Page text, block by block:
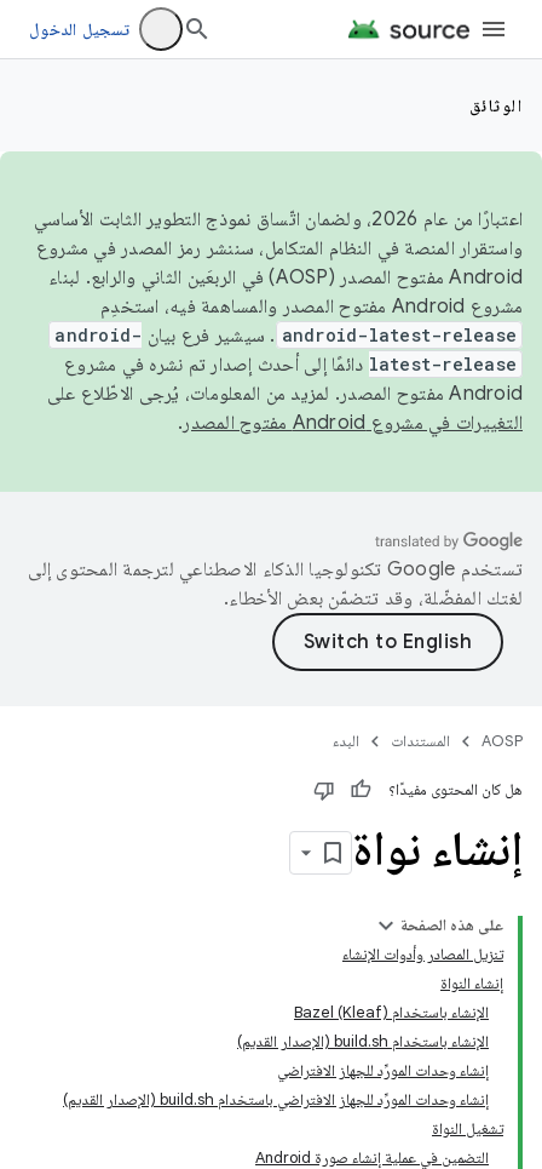
تسجيل الدخول
الوثائق
اعتبارًا من عام 2026، ولضمان اتّساق نموذج التطوير الثابت الأساسي
واستقرار المنصة في النظام المتكامل، سننشر رمز المصدر في مشروع
Android مفتوح المصدر (AOSP) في الربعَين الثاني والرابع. لبناء
مشروع Android مفتوح المصدر والمساهمة فيه، استخدِم
android-latest-release . سيشير فرع بيان android-
latest-release دائمًا إلى أحدث إصدار تم نشره في مشروع
Android مفتوح المصدر. لمزيد من المعلومات، يُرجى الاطّلاع على
التغييرات في مشروع Android مفتوح المصدر
.
تستخدم Google تكنولوجيا الذكاء الاصطناعي لترجمة المحتوى إلى
لغتك المفضّلة، وقد تتضمّن بعض الأخطاء.
AOSP المستندات البدء
هل كان المحتوى مفيدًا؟
إنشاء نواة
على هذه الصفحة
تنزيل المصادر وأدوات الإنشاء
إنشاء النواة
الإنشاء باستخدام Bazel (Kleaf)
الإنشاء باستخدام build.sh (الإصدار القديم)
إنشاء وحدات المورِّد للجهاز الافتراضي
إنشاء وحدات المورِّد للجهاز الافتراضي باستخدام build.sh (الإصدار القديم)
تشغيل النواة
التضمين في عملية إنشاء صورة Android